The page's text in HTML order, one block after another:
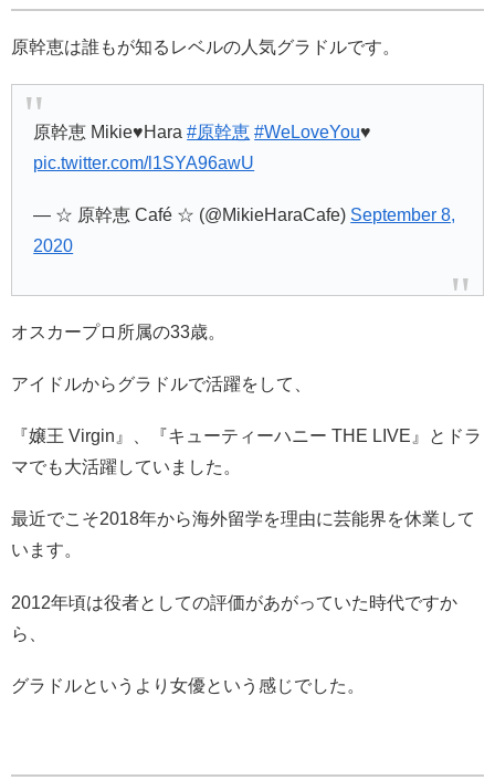
原幹恵は誰もが知るレベルの人気グラドルです。
原幹恵 Mikie♥️Hara#原幹恵 #WeLoveYou♥️
pic.twitter.com/l1SYA96awU
— ☆ 原幹恵 Café ☆ (@MikieHaraCafe) September 8,
2020
オスカープロ所属の33歳。
アイドルからグラドルで活躍をして、
『嬢王 Virgin』、『キューティーハニー THE LIVE』とドラ
マでも大活躍していました。
最近でこそ2018年から海外留学を理由に芸能界を休業して
います。
2012年頃は役者としての評価があがっていた時代ですか
ら、
グラドルというより女優という感じでした。